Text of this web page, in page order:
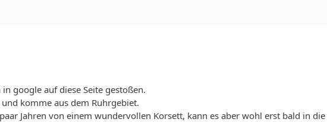
google auf diese Seite gestoßen.
komme aus dem Ruhrgebiet.
Jahren von einem wundervollen Korsett, kann es aber wohl erst bald in